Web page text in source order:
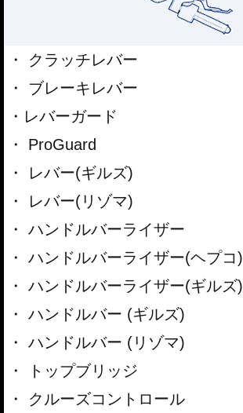
クラッチレバー
ブレーキレバー
レバーガード
ProGuard
レバー(ギルズ)
レバー(リゾマ)
ハンドルバーライザー
ハンドルバーライザー(ヘプコ)
ハンドルバーライザー(ギルズ)
ハンドルバー (ギルズ)
ハンドルバー (リゾマ)
トップブリッジ
クルーズコントロール